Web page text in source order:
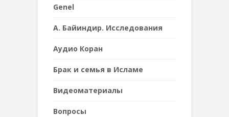
Genel
А. Байиндир. Исследования
Аудио Коран
Брак и семья в Исламе
Видеоматериалы
Вопросы